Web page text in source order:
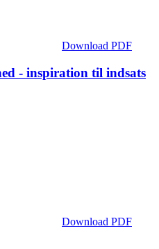
Download PDF
- inspiration til indsats
Download PDF